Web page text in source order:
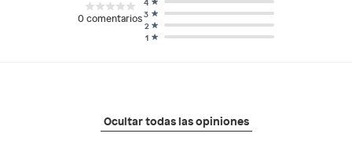
0comentarios
1
2
3
Ocultar todas las opiniones